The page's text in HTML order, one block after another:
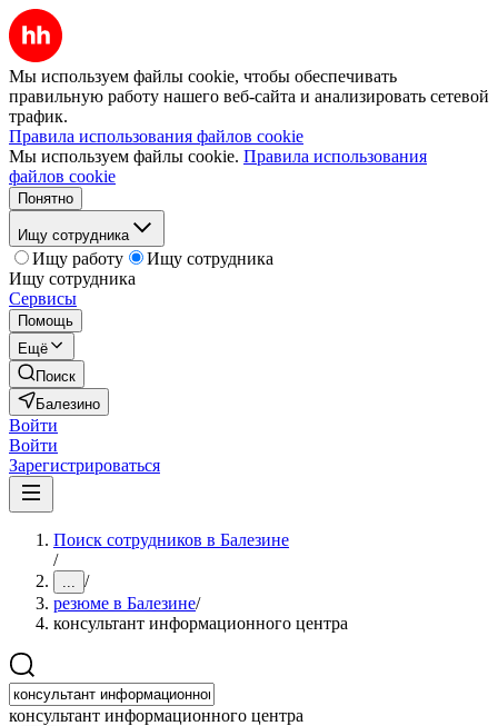
Мы используем файлы cookie, чтобы обеспечивать
правильную работу нашего веб-сайта и анализировать сетевой
трафик.
Правила использования файлов cookie
Мы используем файлы cookie. Правила использования
файлов cookie
Понятно
Ищу сотрудника
Ищу работу
Ищу сотрудника
Ищу сотрудника
Сервисы
Помощь
Ещё
Поиск
Балезино
Войти
Войти
Зарегистрироваться
Поиск сотрудников в Балезине
/
... /
резюме в Балезине/
консультант информационного центра
консультант информационного центра